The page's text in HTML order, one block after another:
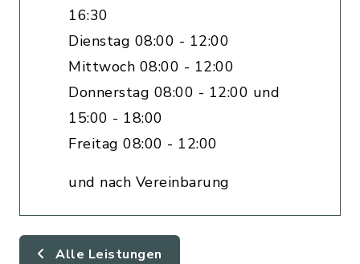
16:30
Dienstag 08:00 - 12:00
Mittwoch 08:00 - 12:00
Donnerstag 08:00 - 12:00 und
15:00 - 18:00
Freitag 08:00 - 12:00
und nach Vereinbarung
Alle Leistungen